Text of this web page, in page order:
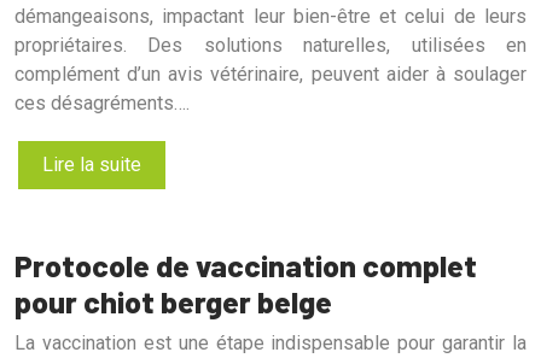
démangeaisons, impactant leur bien-être et celui de leurs
propriétaires. Des solutions naturelles, utilisées en
complément d’un avis vétérinaire, peuvent aider à soulager
ces désagréments….
Lire la suite
Protocole de vaccination complet
pour chiot berger belge
La vaccination est une étape indispensable pour garantir la